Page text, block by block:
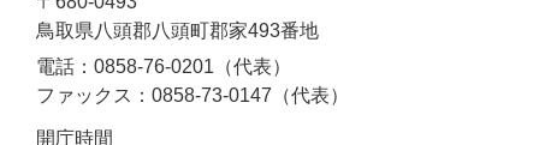
鳥取県八頭郡八頭町郡家493番地
電話：0858-76-0201（代表）
ファックス：0858-73-0147（代表）
開庁時間